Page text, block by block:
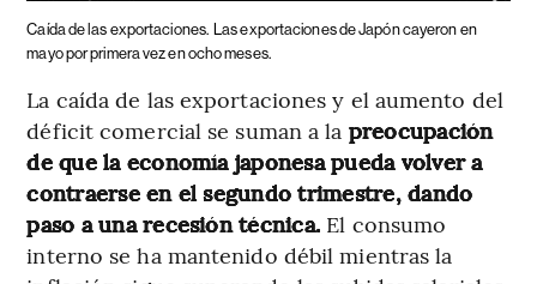
Caída de las exportaciones. Las exportaciones de Japón cayeron en
mayo por primera vez en ocho meses.
La caída de las exportaciones y el aumento del
déficit comercial se suman a la preocupación
de que la economía japonesa pueda volver a
contraerse en el segundo trimestre, dando
paso a una recesión técnica. El consumo
interno se ha mantenido débil mientras la